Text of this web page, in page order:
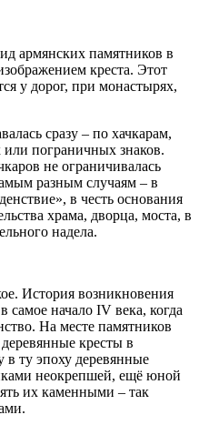
армянских памятников в
креста. Этот
у дорог, при монастырях,
сразу – по хачкарам,
пограничных знаков.
не ограничивалась
разным случаям – в
в честь основания
храма, дворца, моста, в
надела.
История возникновения
самое начало IV века, когда
На месте памятников
деревянные кресты в
в ту эпоху деревянные
неокрепшей, ещё юной
их каменными – так